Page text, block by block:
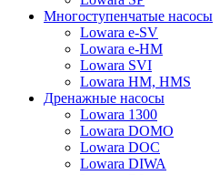
Многоступенчатые насосы
Lowara e-SV
Lowara e-HM
Lowara SVI
Lowara HM, HMS
Дренажные насосы
Lowara 1300
Lowara DOMO
Lowara DOC
Lowara DIWA